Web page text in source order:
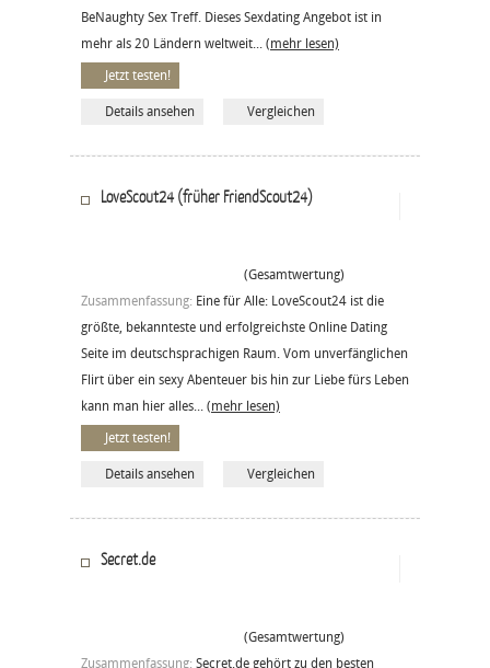
BeNaughty Sex Treff. Dieses Sexdating Angebot ist in
mehr als 20 Ländern weltweit... (mehr lesen)
Jetzt testen!
Details ansehen Vergleichen
LoveScout24 (früher FriendScout24)
(Gesamtwertung)
Zusammenfassung: Eine für Alle: LoveScout24 ist die
größte, bekannteste und erfolgreichste Online Dating
Seite im deutschsprachigen Raum. Vom unverfänglichen
Flirt über ein sexy Abenteuer bis hin zur Liebe fürs Leben
kann man hier alles... (mehr lesen)
Jetzt testen!
Details ansehen Vergleichen
Secret.de
(Gesamtwertung)
Zusammenfassung: Secret.de gehört zu den besten